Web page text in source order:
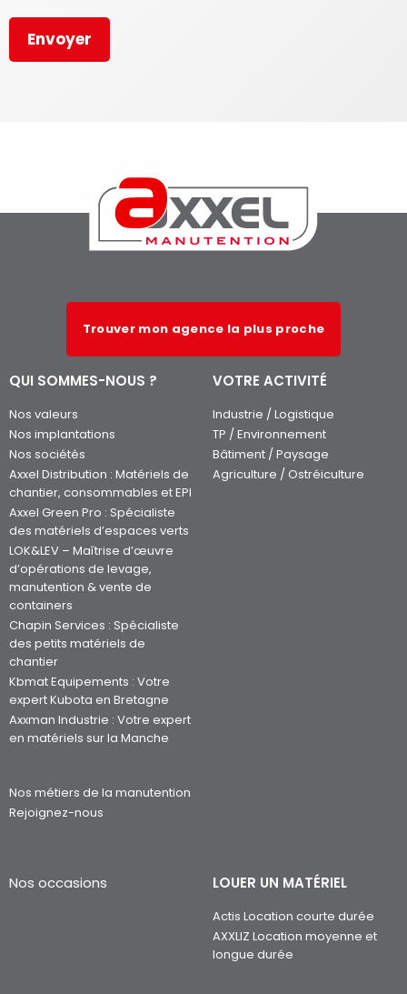
Trouver mon agence la plus proche
QUI SOMMES-NOUS ?
Nos valeurs
Nos implantations
Nos sociétés
Axxel Distribution : Matériels de
chantier, consommables et EPI
Axxel Green Pro : Spécialiste
des matériels d’espaces verts
LOK&LEV – Maîtrise d’œuvre
d’opérations de levage,
manutention & vente de
containers
Chapin Services : Spécialiste
des petits matériels de
chantier
Kbmat Equipements : Votre
expert Kubota en Bretagne
Axxman Industrie : Votre expert
en matériels sur la Manche
Nos métiers de la manutention
Rejoignez-nous
VOTRE ACTIVITÉ
Industrie / Logistique
TP / Environnement
Bâtiment / Paysage
Agriculture / Ostréiculture
Nos occasions LOUER UN MATÉRIEL
Actis Location courte durée
AXXLIZ Location moyenne et
longue durée